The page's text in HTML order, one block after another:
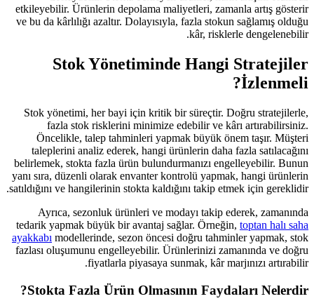
etkileyebilir. Ürünlerin depolama
ve bu da kârlılığı azaltır.
Stok
Stok yönetimi, her bayi için kritik
fazla stok risklerini minimize
Öncelikle, talep tahminleri
taleplerini analiz ederek, hangi
belirlemek, stokta fazla ürün
yanı sıra, düzenli olarak envanter
satıldığını ve hangilerinin stokta
Ayrıca, sezonluk ürünleri ve
tedarik yapmak büyük bir avantaj
ayakkabımodellerinde, sezon
fazlası oluşumunu engelleyebilir.
fiyatlarla piyasaya
Stokta Fazla Ürün